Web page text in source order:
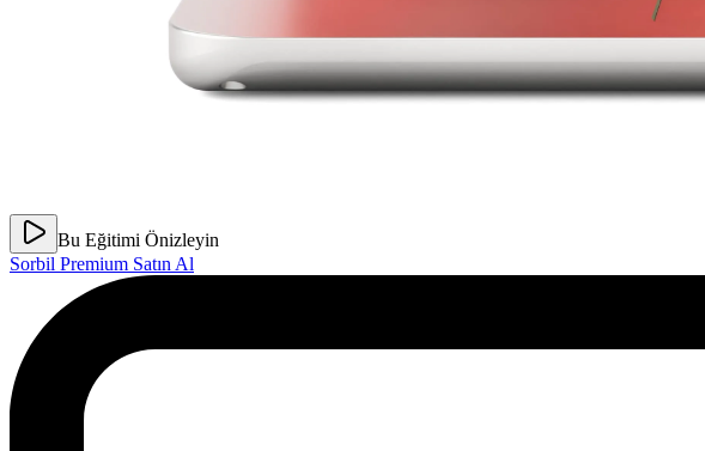
Bu Eğitimi Önizleyin
Sorbil Premium Satın Al